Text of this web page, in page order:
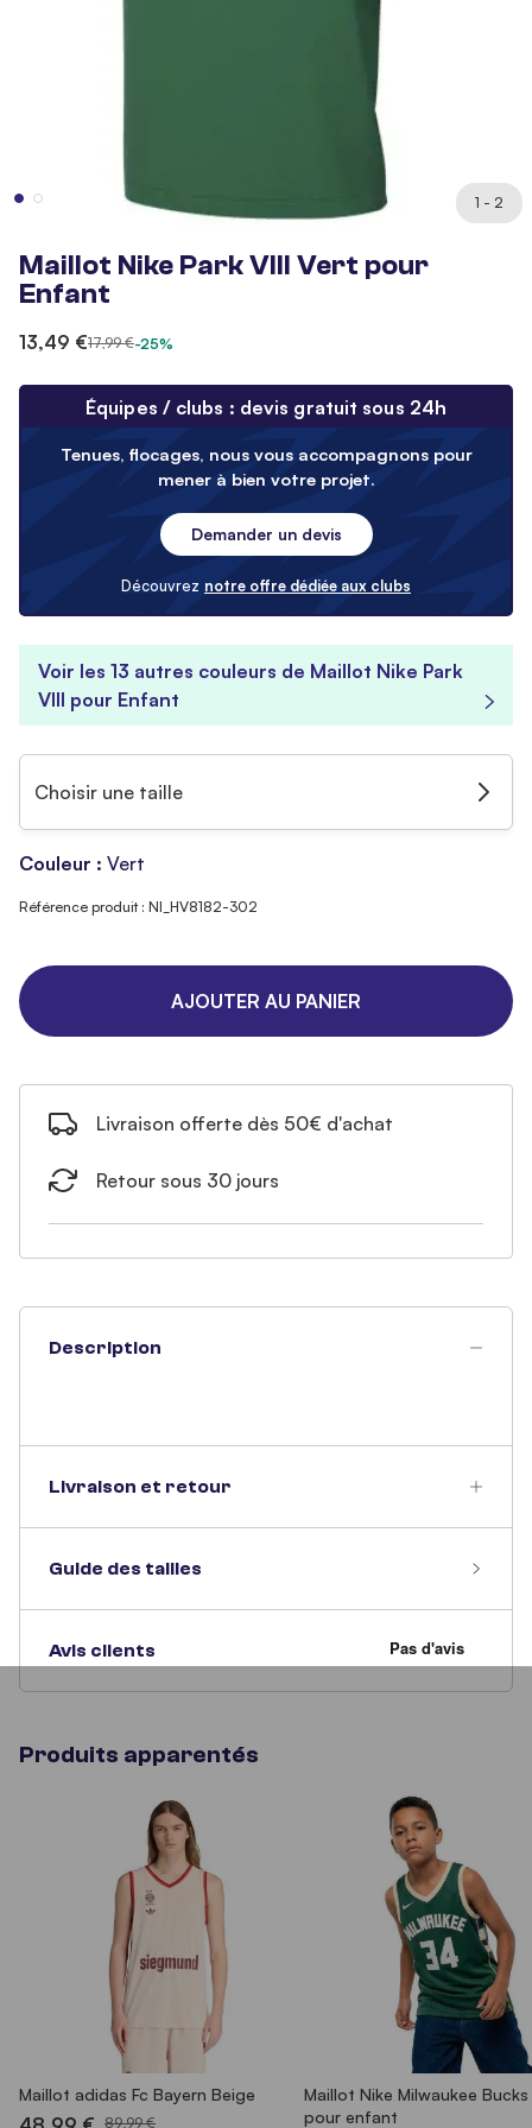
1 - 2
Maillot Nike Park VIII Vert pour
Enfant
13,49 €17,99 €-25%
Équipes / clubs : devis gratuit sous 24h
Tenues, flocages, nous vous accompagnons pour
mener à bien votre projet.
Demander un devis
Découvrez notre offre dédiée aux clubs
Voir les 13 autres couleurs de Maillot Nike Park
VIII pour Enfant
Choisir une taille
Couleur : Vert
Référence produit : NI_HV8182-302
AJOUTER AU PANIER
Livraison offerte dès 50€ d'achat
Retour sous 30 jours
Description
Livraison et retour
Guide des tailles
Avis clients
Produits apparentés
Maillot adidas Fc Bayern Beige
89,99 €
Maillot Nike Milwaukee
pour enfant